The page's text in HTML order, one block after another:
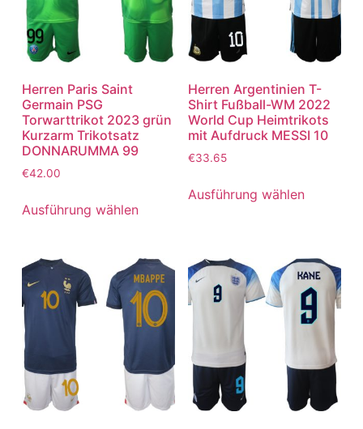
Herren Paris Saint
Germain PSG
Torwarttrikot 2023 grün
Kurzarm Trikotsatz
DONNARUMMA 99
€42.00
Ausführung wählen
Herren Argentinien T-
Shirt Fußball-WM 2022
World Cup Heimtrikots
mit Aufdruck MESSI 10
€33.65
Ausführung wählen